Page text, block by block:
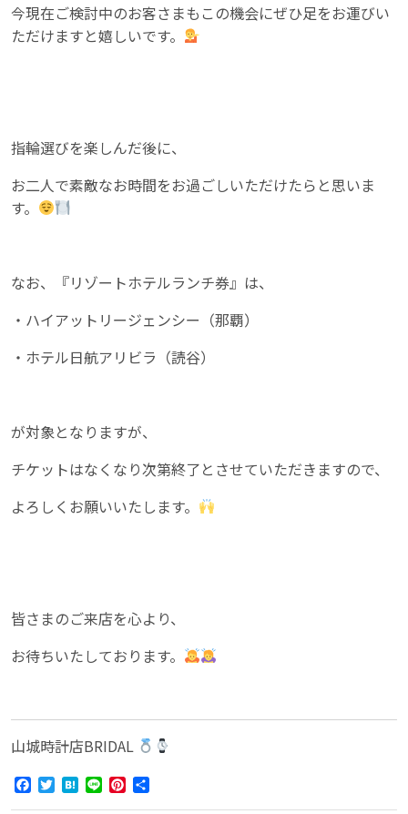
今現在ご検討中のお客さまもこの機会にぜひ足をお運びい
ただけますと嬉しいです。
指輪選びを楽しんだ後に、
お二人で素敵なお時間をお過ごしいただけたらと思いま
す。
なお、『リゾートホテルランチ券』は、
・ハイアットリージェンシー（那覇）
・ホテル日航アリビラ（読谷）
が対象となりますが、
チケットはなくなり次第終了とさせていただきますので、
よろしくお願いいたします。
皆さまのご来店を心より、
お待ちいたしております。
山城時計店BRIDAL
Facebook
TwitterHatena
Line Pinterest